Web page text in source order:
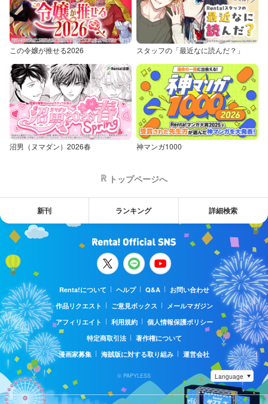
この令嬢が推せる2026 スタッフの「最近なに読んだ？」
沼男（ヌマダン）2026春 神マンガ1000
トップページへ
新刊 ランキング 詳細検索
Renta!について ヘルプ Q&A
お問い合わせ
作品リクエスト
ご意見ボックス
メールマガジン
アフィリエイト
利用規約
個人情報保護ポリシー
特定商取引法
著作権について
漫画家募集
海賊版に対する取り組み 運営会社
© PAPYLESS